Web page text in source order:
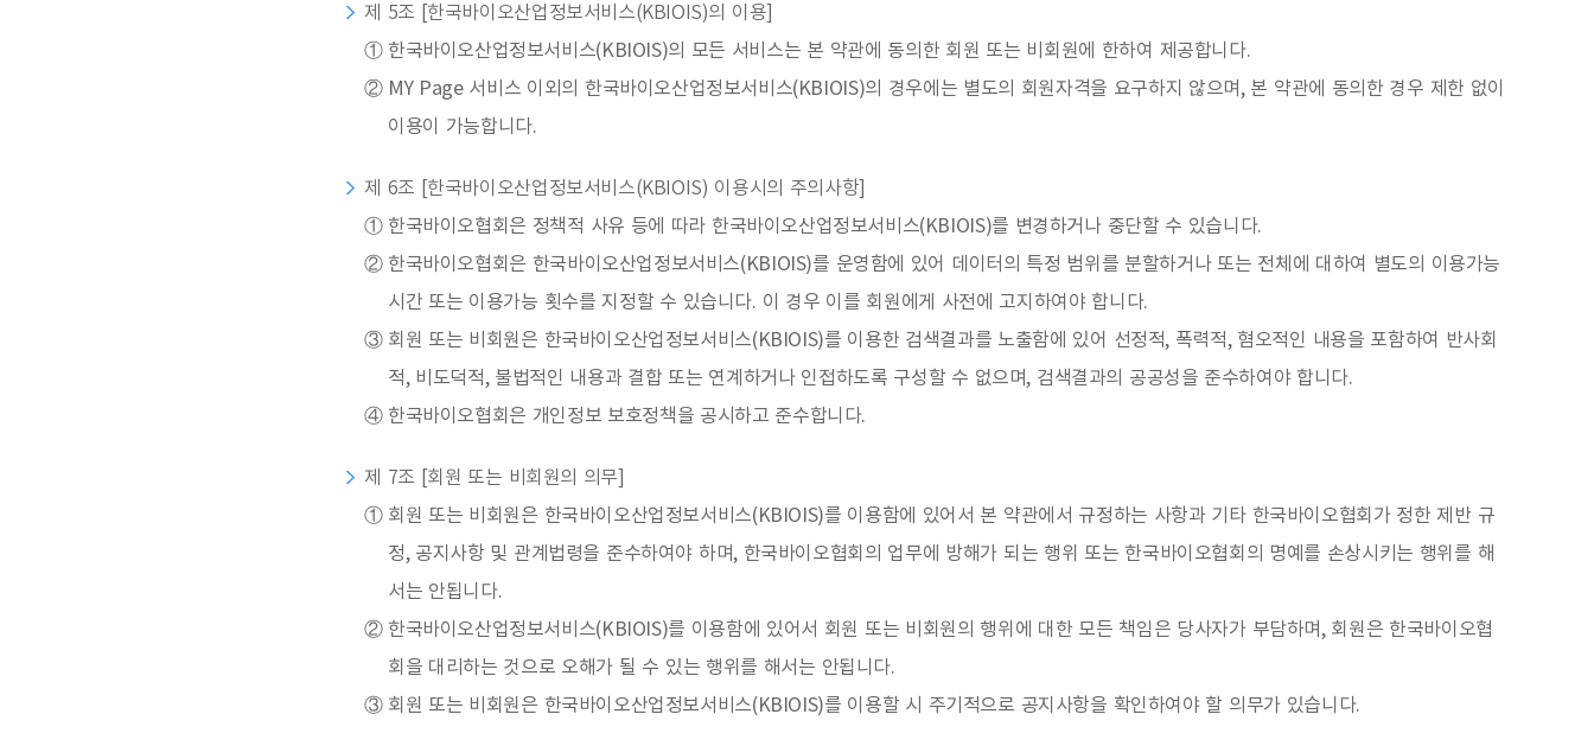
제 5조 [한국바이오산업정보서비스(KBIOIS)의 이용]
① 한국바이오산업정보서비스(KBIOIS)의 모든 서비스는 본 약관에 동의한 회원 또는 비회원에 한하여 제공합니다.
② MY Page 서비스 이외의 한국바이오산업정보서비스(KBIOIS)의 경우에는 별도의 회원자격을 요구하지 않으며, 본 약관에 동의한 경우 제한 없이
이용이 가능합니다.
제 6조 [한국바이오산업정보서비스(KBIOIS) 이용시의 주의사항]
① 한국바이오협회은 정책적 사유 등에 따라 한국바이오산업정보서비스(KBIOIS)를 변경하거나 중단할 수 있습니다.
② 한국바이오협회은 한국바이오산업정보서비스(KBIOIS)를 운영함에 있어 데이터의 특정 범위를 분할하거나 또는 전체에 대하여 별도의 이용가능
시간 또는 이용가능 횟수를 지정할 수 있습니다. 이 경우 이를 회원에게 사전에 고지하여야 합니다.
③ 회원 또는 비회원은 한국바이오산업정보서비스(KBIOIS)를 이용한 검색결과를 노출함에 있어 선정적, 폭력적, 혐오적인 내용을 포함하여 반사회
적, 비도덕적, 불법적인 내용과 결합 또는 연계하거나 인접하도록 구성할 수 없으며, 검색결과의 공공성을 준수하여야 합니다.
④ 한국바이오협회은 개인정보 보호정책을 공시하고 준수합니다.
제 7조 [회원 또는 비회원의 의무]
① 회원 또는 비회원은 한국바이오산업정보서비스(KBIOIS)를 이용함에 있어서 본 약관에서 규정하는 사항과 기타 한국바이오협회가 정한 제반 규
정, 공지사항 및 관계법령을 준수하여야 하며, 한국바이오협회의 업무에 방해가 되는 행위 또는 한국바이오협회의 명예를 손상시키는 행위를 해
서는 안됩니다.
② 한국바이오산업정보서비스(KBIOIS)를 이용함에 있어서 회원 또는 비회원의 행위에 대한 모든 책임은 당사자가 부담하며, 회원은 한국바이오협
회을 대리하는 것으로 오해가 될 수 있는 행위를 해서는 안됩니다.
③ 회원 또는 비회원은 한국바이오산업정보서비스(KBIOIS)를 이용할 시 주기적으로 공지사항을 확인하여야 할 의무가 있습니다.